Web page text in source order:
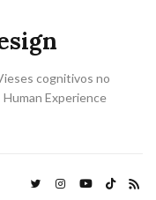
cognitivos no
Experience